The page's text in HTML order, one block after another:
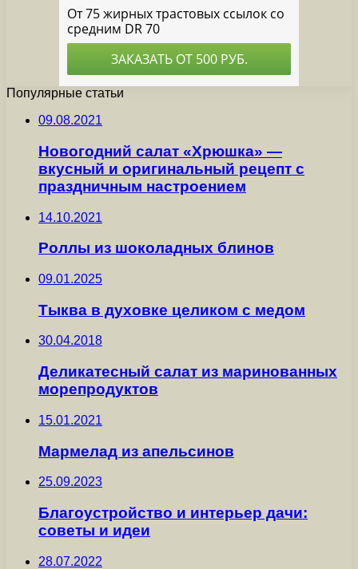
Популярные статьи
09.08.2021
Новогодний салат «Хрюшка» —
вкусный и оригинальный рецепт с
праздничным настроением
14.10.2021
Роллы из шоколадных блинов
09.01.2025
Тыква в духовке целиком с медом
30.04.2018
Деликатесный салат из маринованных
морепродуктов
15.01.2021
Мармелад из апельсинов
25.09.2023
Благоустройство и интерьер дачи:
советы и идеи
28.07.2022